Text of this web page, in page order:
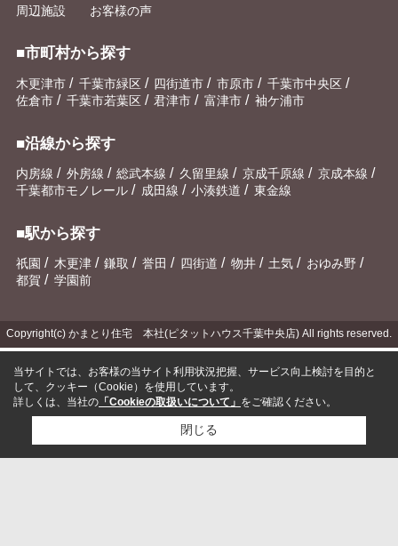
周辺施設 お客様の声
■市町村から探す
木更津市 / 千葉市緑区 / 四街道市 / 市原市 / 千葉市中央区 /
佐倉市 / 千葉市若葉区 / 君津市 / 富津市 / 袖ケ浦市
■沿線から探す
内房線 / 外房線 / 総武本線 / 久留里線 / 京成千原線 / 京成本線 /
千葉都市モノレール / 成田線 / 小湊鉄道 / 東金線
■駅から探す
祇園 / 木更津 / 鎌取 / 誉田 / 四街道 / 物井 / 土気 / おゆみ野 /
都賀 / 学園前
Copyright(c) かまとり住宅 本社(ピタットハウス千葉中央店) All rights reserved.
当サイトでは、お客様の当サイト利用状況把握、サービス向上検討を目的と
して、クッキー（Cookie）を使用しています。
詳しくは、当社の 「Cookieの取扱いについて」 をご確認ください。
閉じる